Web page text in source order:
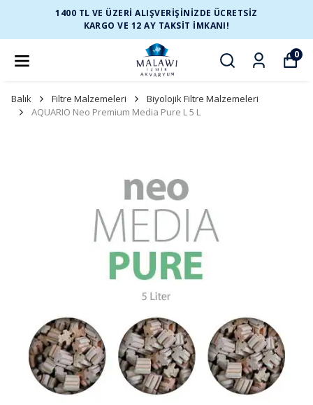
1400 TL VE ÜZERİ ALIŞVERİŞİNİZDE ÜCRETSİZ
KARGO VE 12 AY TAKSİT İMKANI!
0
Balık Filtre Malzemeleri
Biyolojik Filtre Malzemeleri
AQUARIO Neo Premium Media Pure L 5 L